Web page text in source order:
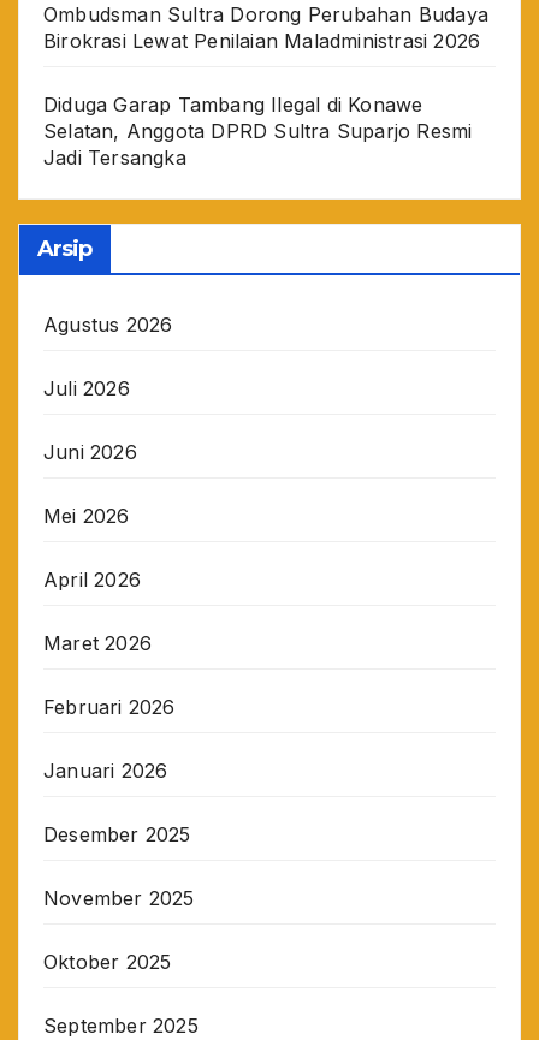
Ombudsman Sultra Dorong Perubahan Budaya
Birokrasi Lewat Penilaian Maladministrasi 2026
Diduga Garap Tambang Ilegal di Konawe
Selatan, Anggota DPRD Sultra Suparjo Resmi
Jadi Tersangka
Arsip
Agustus 2026
Juli 2026
Juni 2026
Mei 2026
April 2026
Maret 2026
Februari 2026
Januari 2026
Desember 2025
November 2025
Oktober 2025
September 2025